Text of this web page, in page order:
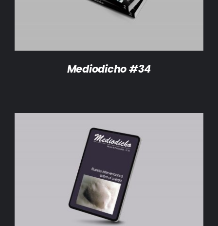
Mediodicho #34
AÑADIR AL CARRITO /